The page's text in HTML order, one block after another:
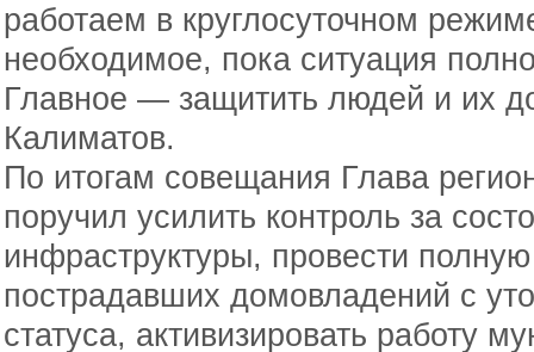
работаем в круглосуточном
необходимое, пока ситуация
Главное — защитить людей и их
Калиматов.
По итогам совещания Глава
поручил усилить контроль за
инфраструктуры, провести
пострадавших домовладений с
статуса, активизировать работу